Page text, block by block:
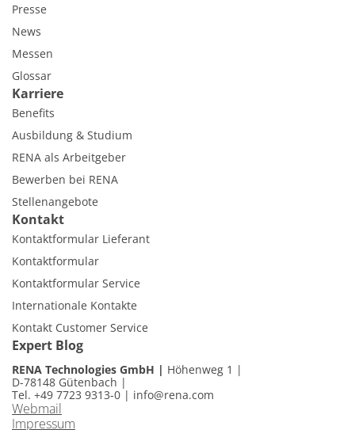
Presse
News
Messen
Glossar
Karriere
Benefits
Ausbildung & Studium
RENA als Arbeitgeber
Bewerben bei RENA
Stellenangebote
Kontakt
Kontaktformular Lieferant
Kontaktformular
Kontaktformular Service
Internationale Kontakte
Kontakt Customer Service
Expert Blog
RENA Technologies GmbH
Höhenweg 1
D-78148 Gütenbach
Tel. +49 7723 9313-0 | info@rena.com
Webmail
Impressum